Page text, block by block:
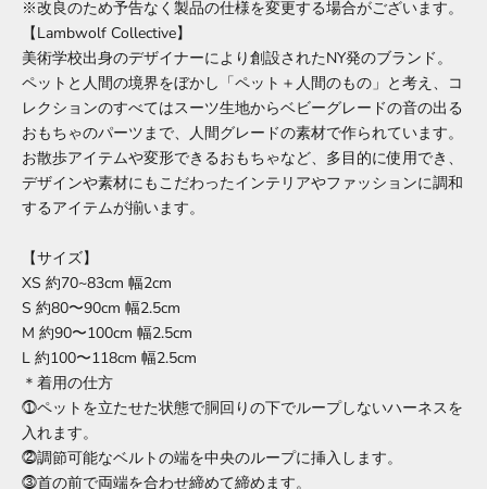
※改良のため予告なく製品の仕様を変更する場合がございます。
【Lambwolf Collective】
美術学校出身のデザイナーにより創設されたNY発のブランド。
ペットと人間の境界をぼかし「ペット＋人間のもの」と考え、コ
レクションのすべてはスーツ生地からベビーグレードの音の出る
おもちゃのパーツまで、人間グレードの素材で作られています。
お散歩アイテムや変形できるおもちゃなど、多目的に使用でき、
デザインや素材にもこだわったインテリアやファッションに調和
するアイテムが揃います。
【サイズ】
XS 約70~83cm 幅2cm
S 約80〜90cm 幅2.5cm
M 約90〜100cm 幅2.5cm
L 約100〜118cm 幅2.5cm
＊着用の仕方
⓵ペットを立たせた状態で胴回りの下でループしないハーネスを
入れます。
⓶調節可能なベルトの端を中央のループに挿入します。
⓷首の前で両端を合わせ締めて締めます。